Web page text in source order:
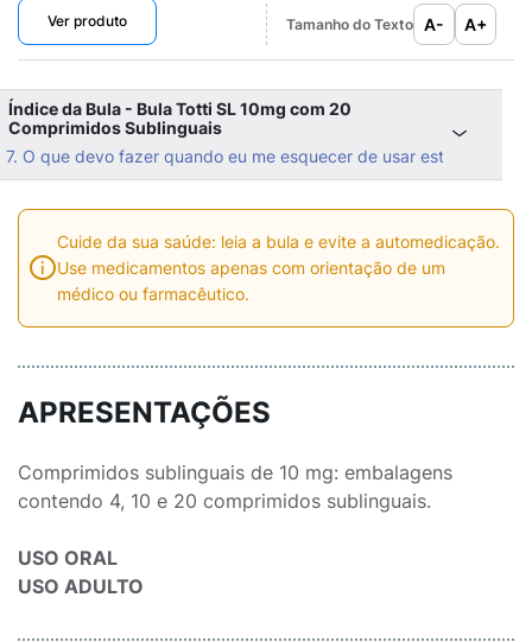
Ver produto Tamanho do Texto A- A+
Índice da Bula - Bula Totti SL 10mg com 20
Comprimidos Sublinguais
7. O que devo fazer quando eu me esquecer de usar este
Cuide da sua saúde: leia a bula e evite a automedicação.
Use medicamentos apenas com orientação de um
médico ou farmacêutico.
APRESENTAÇÕES
Comprimidos sublinguais de 10 mg: embalagens
contendo 4, 10 e 20 comprimidos sublinguais.
USO ORAL
USO ADULTO